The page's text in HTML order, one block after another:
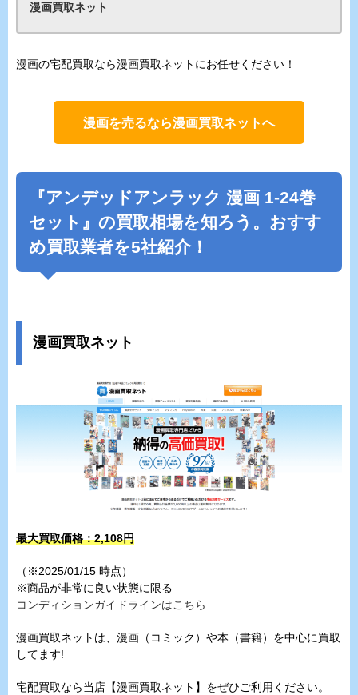
漫画買取ネット
漫画の宅配買取なら漫画買取ネットにお任せください！
漫画を売るなら漫画買取ネットへ
『アンデッドアンラック 漫画 1-24巻
セット』の買取相場を知ろう。おすす
め買取業者を5社紹介！
漫画買取ネット
最大買取価格：2,108円
（※2025/01/15 時点）
※商品が非常に良い状態に限る
コンディションガイドラインはこちら
漫画買取ネットは、漫画（コミック）や本（書籍）を中心に買取
してます!
宅配買取なら当店【漫画買取ネット】をぜひご利用ください。